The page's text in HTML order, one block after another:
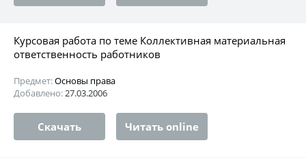
Курсовая работа по теме Коллективная материальная
ответственность работников
Предмет:Основы права
Добавлено:27.03.2006
Скачать Читать online